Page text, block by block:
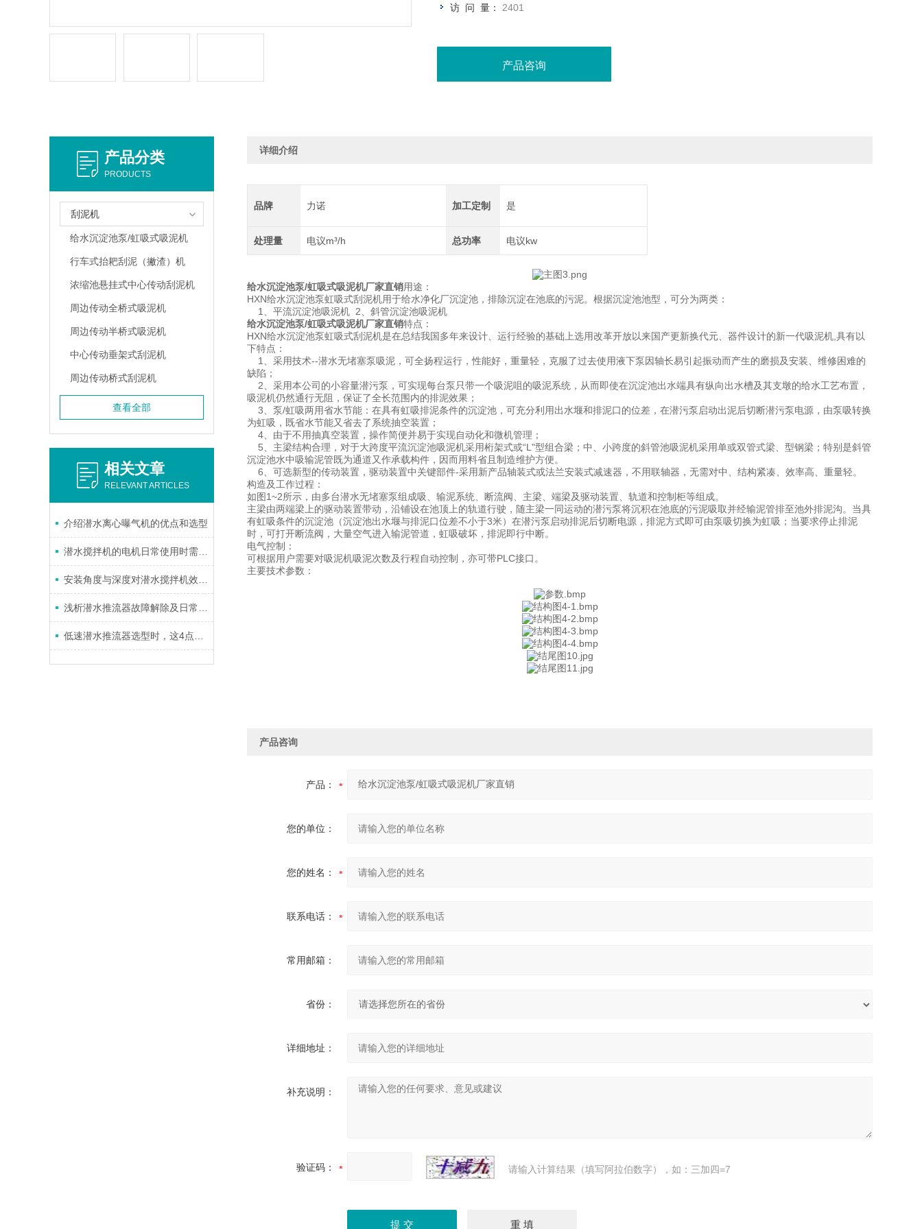
访 问 量： 2401
产品咨询
产品分类
PRODUCTS
刮泥机
给水沉淀池泵/虹吸式吸泥机
行车式抬耙刮泥（撇渣）机
浓缩池悬挂式中心传动刮泥机
周边传动全桥式吸泥机
周边传动半桥式吸泥机
中心传动垂架式刮泥机
周边传动桥式刮泥机
查看全部
相关文章
RELEVANT ARTICLES
介绍潜水离心曝气机的优点和选型
详细介绍
品牌 力诺 加工定制 是
处理量 电议m³/h 总功率 电议kw
给水沉淀池泵/虹吸式吸泥机厂家直销用途：
HXN给水沉淀池泵虹吸式刮泥机用于给水净化厂沉淀池，排除沉淀在池底的污泥。根据沉淀池池型，可分为两类：
1、平流沉淀池吸泥机 2、斜管沉淀池吸泥机
给水沉淀池泵/虹吸式吸泥机厂家直销特点：
HXN给水沉淀池泵虹吸式刮泥机是在总结我国多年来设计、运行经验的基础上选用改革开放以来国产更新换代元、器件设计的新一代吸泥机,具有以
下特点：
1、采用技术--潜水无堵塞泵吸泥，可全扬程运行，性能好，重量轻，克服了过去使用液下泵因轴长易引起振动而产生的磨损及安装、维修困难的
缺陷；
2、采用本公司的小容量潜污泵，可实现每台泵只带一个吸泥咀的吸泥系统，从而即使在沉淀池出水端具有纵向出水槽及其支墩的给水工艺布置，
吸泥机仍然通行无阻，保证了全长范围内的排泥效果；
3、泵/虹吸两用省水节能：在具有虹吸排泥条件的沉淀池，可充分利用出水堰和排泥口的位差，在潜污泵启动出泥后切断潜污泵电源，由泵吸转换
为虹吸，既省水节能又省去了系统抽空装置；
4、由于不用抽真空装置，操作简便并易于实现自动化和微机管理；
5、主梁结构合理，对于大跨度平流沉淀池吸泥机采用桁架式或“L"型组合梁；中、小跨度的斜管池吸泥机采用单或双管式梁、型钢梁；特别是斜管
沉淀池水中吸输泥管既为通道又作承载构件，因而用料省且制造维护方便。
6、可选新型的传动装置，驱动装置中关键部件-采用新产品轴装式或法兰安装式减速器，不用联轴器，无需对中、结构紧凑、效率高、重量轻。
构造及工作过程：
如图1~2所示，由多台潜水无堵塞泵组成吸、输泥系统、断流阀、主梁、端梁及驱动装置、轨道和控制柜等组成。
主梁由两端梁上的驱动装置带动，沿铺设在池顶上的轨道行驶，随主梁一同运动的潜污泵将沉积在池底的污泥吸取并经输泥管排至池外排泥沟。当具
有虹吸条件的沉淀池（沉淀池出水堰与排泥口位差不小于3米）在潜污泵启动排泥后切断电源，排泥方式即可由泵吸切换为虹吸；当要求停止排泥
时，可打开断流阀，大量空气进入输泥管道，虹吸破坏，排泥即行中断。
电气控制：
可根据用户需要对吸泥机吸泥次数及行程自动控制，亦可带PLC接口。
主要技术参数：
产品咨询
产品：
您的单位：
您的姓名：
联系电话：
常用邮箱：
省份：
详细地址：
补充说明：
验证码： 请输入计算结果（填写阿拉伯数字），如：三加四=7